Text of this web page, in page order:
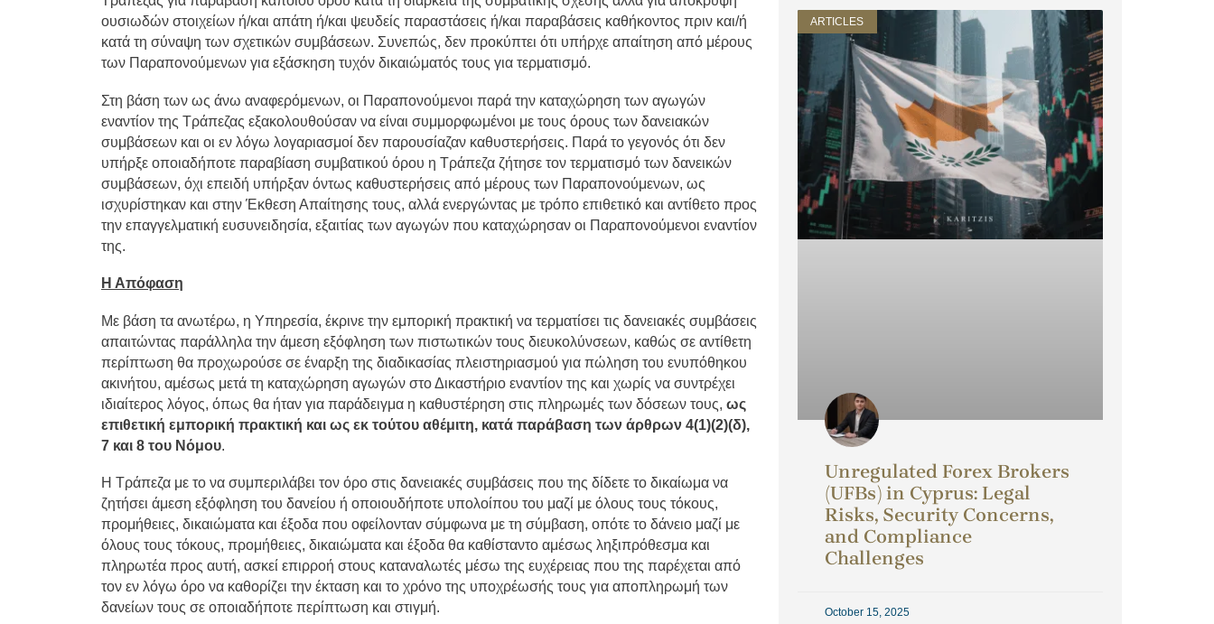
ουσιωδών στοιχείων ή/και απάτη ή/και ψευδείς παραστάσεις ή/και παραβάσεις καθήκοντος πριν και/ή
κατά τη σύναψη των σχετικών συμβάσεων. Συνεπώς, δεν προκύπτει ότι υπήρχε απαίτηση από μέρους
των Παραπονούμενων για εξάσκηση τυχόν δικαιώματός τους για τερματισμό.
Στη βάση των ως άνω αναφερόμενων, οι Παραπονούμενοι παρά την καταχώρηση των αγωγών
εναντίον της Τράπεζας εξακολουθούσαν να είναι συμμορφωμένοι με τους όρους των δανειακών
συμβάσεων και οι εν λόγω λογαριασμοί δεν παρουσίαζαν καθυστερήσεις. Παρά το γεγονός ότι δεν
υπήρξε οποιαδήποτε παραβίαση συμβατικού όρου η Τράπεζα ζήτησε τον τερματισμό των δανεικών
συμβάσεων, όχι επειδή υπήρξαν όντως καθυστερήσεις από μέρους των Παραπονούμενων, ως
ισχυρίστηκαν και στην Έκθεση Απαίτησης τους, αλλά ενεργώντας με τρόπο επιθετικό και αντίθετο προς
την επαγγελματική ευσυνειδησία, εξαιτίας των αγωγών που καταχώρησαν οι Παραπονούμενοι εναντίον
της.
Η Απόφαση
Με βάση τα ανωτέρω, η Υπηρεσία, έκρινε την εμπορική πρακτική να τερματίσει τις δανειακές συμβάσεις
απαιτώντας παράλληλα την άμεση εξόφληση των πιστωτικών τους διευκολύνσεων, καθώς σε αντίθετη
περίπτωση θα προχωρούσε σε έναρξη της διαδικασίας πλειστηριασμού για πώληση του ενυπόθηκου
ακινήτου, αμέσως μετά τη καταχώρηση αγωγών στο Δικαστήριο εναντίον της και χωρίς να συντρέχει
ιδιαίτερος λόγος, όπως θα ήταν για παράδειγμα η καθυστέρηση στις πληρωμές των δόσεων τους, ως
επιθετική εμπορική πρακτική και ως εκ τούτου αθέμιτη, κατά παράβαση των άρθρων 4(1)(2)(δ),
7 και 8 του Νόμου.
Η Τράπεζα με το να συμπεριλάβει τον όρο στις δανειακές συμβάσεις που της δίδετε το δικαίωμα να
ζητήσει άμεση εξόφληση του δανείου ή οποιουδήποτε υπολοίπου του μαζί με όλους τους τόκους,
προμήθειες, δικαιώματα και έξοδα που οφείλονταν σύμφωνα με τη σύμβαση, οπότε το δάνειο μαζί με
όλους τους τόκους, προμήθειες, δικαιώματα και έξοδα θα καθίσταντο αμέσως ληξιπρόθεσμα και
πληρωτέα προς αυτή, ασκεί επιρροή στους καταναλωτές μέσω της ευχέρειας που της παρέχεται από
τον εν λόγω όρο να καθορίζει την έκταση και το χρόνο της υποχρέωσής τους για αποπληρωμή των
δανείων τους σε οποιαδήποτε περίπτωση και στιγμή.
ARTICLES
Unregulated Forex Brokers
(UFBs) in Cyprus: Legal
Risks, Security Concerns,
and Compliance
Challenges
October 15, 2025